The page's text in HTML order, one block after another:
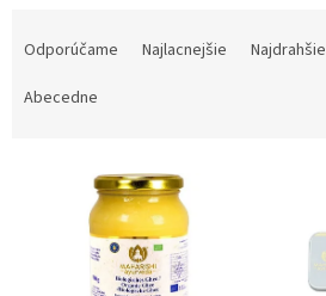
Odporúčame Najlacnejšie Najdrahšie
Abecedne